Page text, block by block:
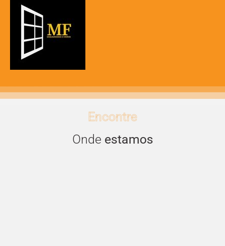
Encontre
Onde estamos